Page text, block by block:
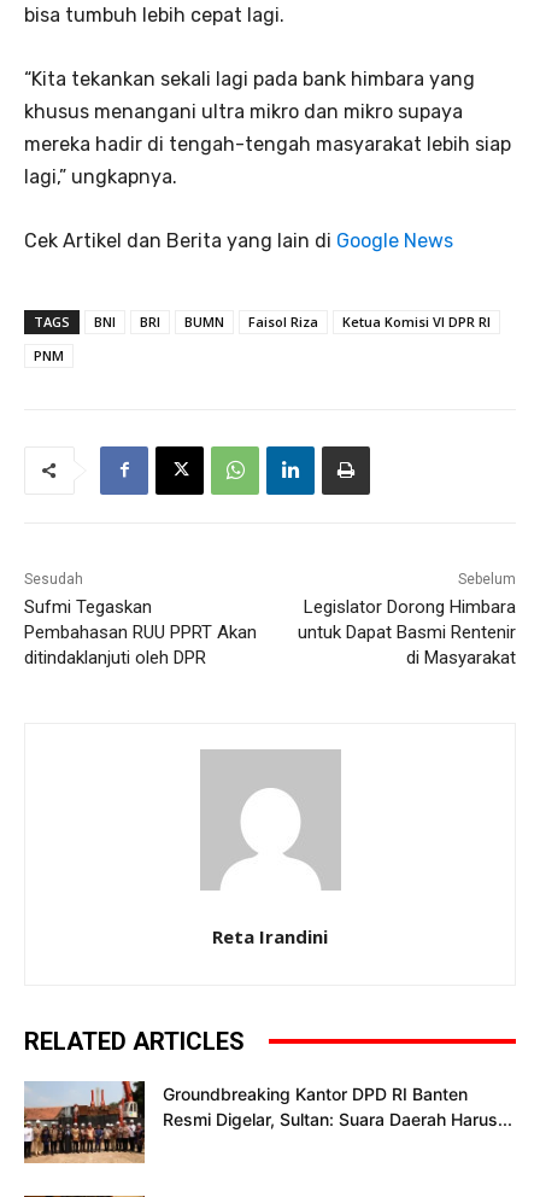
bisa tumbuh lebih cepat lagi.
“Kita tekankan sekali lagi pada bank himbara yang
khusus menangani ultra mikro dan mikro supaya
mereka hadir di tengah-tengah masyarakat lebih siap
lagi,” ungkapnya.
Cek Artikel dan Berita yang lain di Google News
TAGS BNI BRI BUMN Faisol Riza
Ketua Komisi VI DPR RI
PNM
Sesudah
Sufmi Tegaskan
Pembahasan RUU PPRT Akan
ditindaklanjuti oleh DPR
Sebelum
Legislator Dorong Himbara
untuk Dapat Basmi Rentenir
di Masyarakat
Reta Irandini
RELATED ARTICLES
Groundbreaking Kantor DPD RI Banten
Resmi Digelar, Sultan: Suara Daerah Harus...